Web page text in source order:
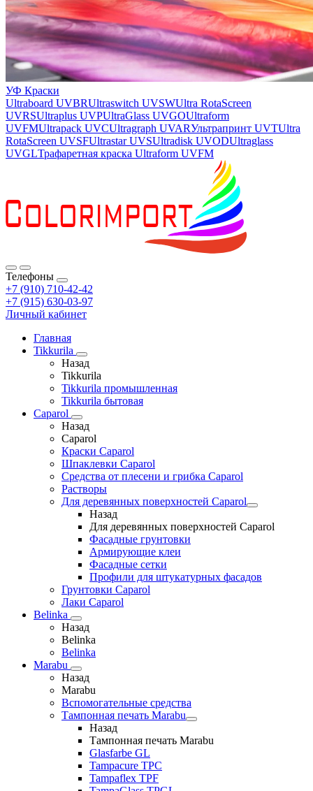
УФ Краски
Ultraboard UVBRUltraswitch UVSWUltra RotaScreen
UVRSUltraplus UVPUltraGlass UVGOUltraform
UVFMUltrapack UVCUltragraph UVARУльтрапринт UVTUltra
RotaScreen UVSFUltrastar UVSUltradisk UVODUltraglass
UVGLТрафаретная краска Ultraform UVFM
Телефоны
+7 (910) 710-42-42
+7 (915) 630-03-97
Личный кабинет
Главная
Tikkurila
Назад
Tikkurila
Tikkurila промышленная
Tikkurila бытовая
Caparol
Назад
Caparol
Краски Caparol
Шпаклевки Caparol
Средства от плесени и грибка Caparol
Растворы
Для деревянных поверхностей Caparol
Назад
Для деревянных поверхностей Caparol
Фасадные грунтовки
Армирующие клеи
Фасадные сетки
Профили для штукатурных фасадов
Грунтовки Caparol
Лаки Caparol
Belinka
Назад
Belinka
Belinka
Marabu
Назад
Marabu
Вспомогательные средства
Тампонная печать Marabu
Назад
Тампонная печать Marabu
Glasfarbe GL
Tampacure TPC
Tampaflex TPF